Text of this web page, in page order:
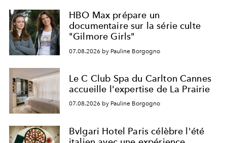
HBO Max prépare un
documentaire sur la série culte
"Gilmore Girls"
07.08.2026 by Pauline Borgogno
Le C Club Spa du Carlton Cannes
accueille l'expertise de La Prairie
07.08.2026 by Pauline Borgogno
Bvlgari Hotel Paris célèbre l'été